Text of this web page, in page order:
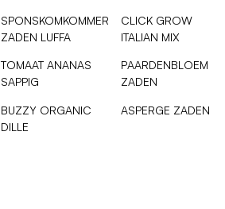
SPONSKOMKOMMER
ZADEN LUFFA
TOMAAT ANANAS
SAPPIG
BUZZY ORGANIC
DILLE
CLICK GROW
ITALIAN MIX
PAARDENBLOEM
ZADEN
ASPERGE ZADEN